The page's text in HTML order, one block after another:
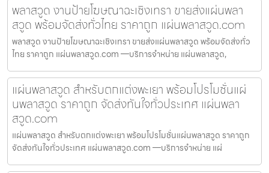
พลาสวูด งานป้ายโฆษณาฉะเชิงเทรา ขายส่งแผ่นพลา
สวูด พร้อมจัดส่งทั่วไทย ราคาถูก แผ่นพลาสวูด.com
พลาสวูด งานป้ายโฆษณาฉะเชิงเทรา ขายส่งแผ่นพลาสวูด พร้อมจัดส่งทั่ว
ไทย ราคาถูก แผ่นพลาสวูด.com —บริการจำหน่าย แผ่นพลาสวูด,
แผ่นพลาสวูด สำหรับตกแต่งพะเยา พร้อมโปรโมชั่นแผ่
นพลาสวูด ราคาถูก จัดส่งทันใจทั่วประเทศ แผ่นพลา
สวูด.com
แผ่นพลาสวูด สำหรับตกแต่งพะเยา พร้อมโปรโมชั่นแผ่นพลาสวูด ราคาถูก
จัดส่งทันใจทั่วประเทศ แผ่นพลาสวูด.com —บริการจำหน่าย แผ่